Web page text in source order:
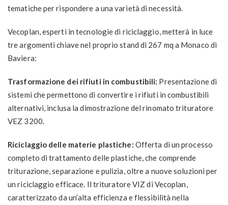
tematiche per rispondere a una varietà di necessità.
Vecoplan, esperti in tecnologie di riciclaggio, metterà in luce
tre argomenti chiave nel proprio stand di 267 mq a Monaco di
Baviera:
Trasformazione dei rifiuti in combustibili: Presentazione di
sistemi che permettono di convertire i rifiuti in combustibili
alternativi, inclusa la dimostrazione del rinomato trituratore
VEZ 3200.
Riciclaggio delle materie plastiche: Offerta di un processo
completo di trattamento delle plastiche, che comprende
triturazione, separazione e pulizia, oltre a nuove soluzioni per
un riciclaggio efficace. Il trituratore VIZ di Vecoplan,
caratterizzato da un’alta efficienza e flessibilità nella